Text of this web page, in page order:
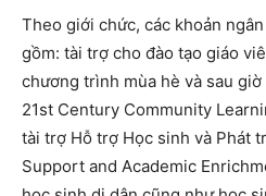
Theo giới chức, các khoản
gồm: tài trợ cho đào tạo giáo
chương trình mùa hè và sau
21st Century Community
tài trợ Hỗ trợ Học sinh và Phát
Support and Academic